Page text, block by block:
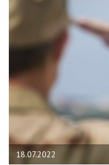
18.07.2022